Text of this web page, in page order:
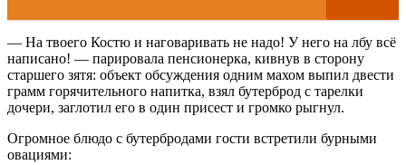
— На твоего Костю и наговаривать не надо! У него на лбу всё
написано! — парировала пенсионерка, кивнув в сторону
старшего зятя: объект обсуждения одним махом выпил двести
грамм горячительного напитка, взял бутерброд с тарелки
дочери, заглотил его в один присест и громко рыгнул.
Огромное блюдо с бутербродами гости встретили бурными
овациями: